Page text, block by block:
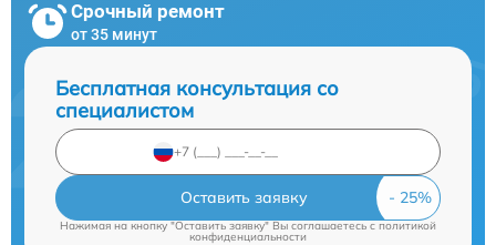
Срочный ремонт
от 35 минут
Бесплатная консультация со
специалистом
Оставить заявку
Нажимая на кнопку "Оставить заявку" Вы соглашаетесь cполитикой
конфиденциальности